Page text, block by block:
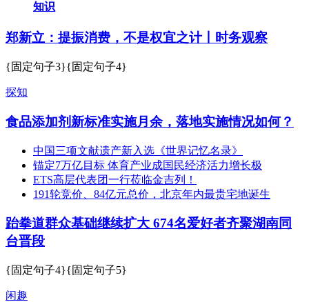
知识
郑新立：提振消费，不是权宜之计丨时务观察
{固定句子3}{固定句子4}
探知
食品添加剂新标准实施月余，落地实施情况如何？
中国三项文献遗产新入选《世界记忆名录》
锚定7万亿目标 体育产业成国民经济活力增长极
ETS高层代表团一行莅临金吉列！
191轮竞价、84亿元总价，北京年内最贵宅地诞生
跆拳道群众基础继续扩大 674名爱好者齐聚湖南同
台晋段
{固定句子4}{固定句子5}
闲趣